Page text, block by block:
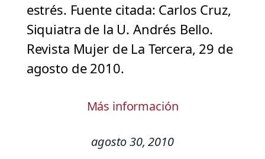
estrés. Fuente citada: Carlos Cruz,
Siquiatra de la U. Andrés Bello.
Revista Mujer de La Tercera, 29 de
agosto de 2010.
Más información
agosto 30, 2010